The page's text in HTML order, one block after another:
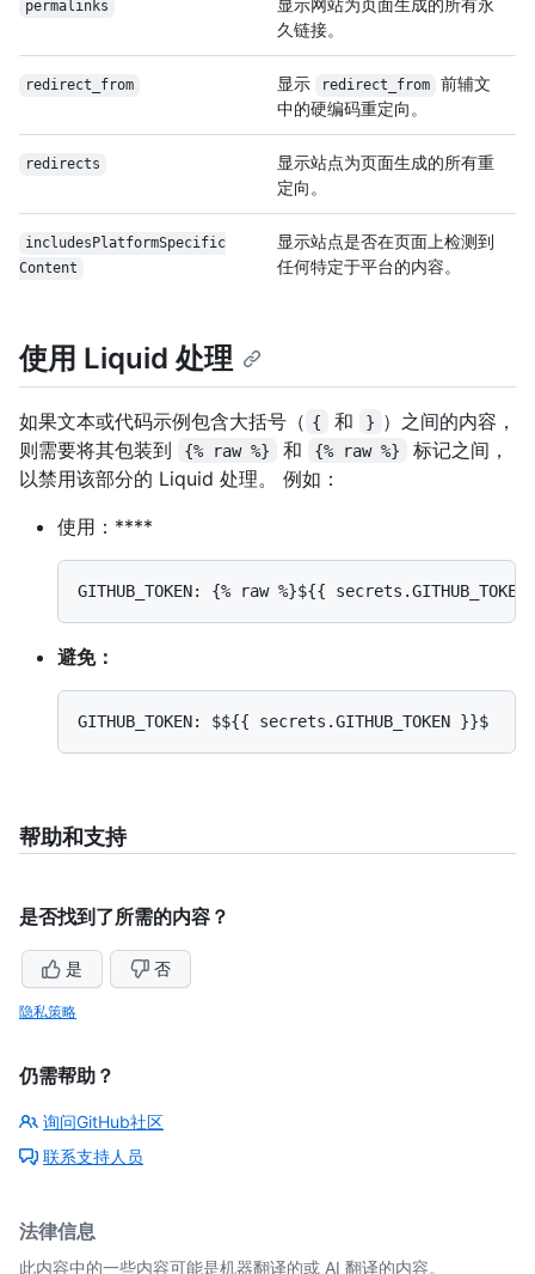
permalinks
显示网站为页面生成的所有永
久链接。
redirect_from 显示 redirect_from
前辅文
中的硬编码重定向。
redirects
显示站点为页面生成的所有重
定向。
includes PlatformSpecific
Content
显示站点是否在页面上检测到
任何特定于平台的内容。
使用 Liquid 处理
如果文本或代码示例包含大括号（ { 和 } ）之间的内容，
则需要将其包装到
{% raw %} 和 {% raw %}
标记之间，
以禁用该部分的 Liquid 处理。 例如：
使用：****
避免：
帮助和支持
是否找到了所需的内容？
是 否
隐私策略
仍需帮助？
询问GitHub社区
联系支持人员
法律信息
此内容中的一些内容可能是机器翻译的或 AI 翻译的内容。